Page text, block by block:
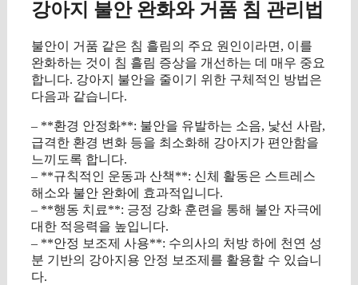
강아지 불안 완화와 거품 침 관리법
불안이 거품 같은 침 흘림의 주요 원인이라면, 이를
완화하는 것이 침 흘림 증상을 개선하는 데 매우 중요
합니다. 강아지 불안을 줄이기 위한 구체적인 방법은
다음과 같습니다.
– **환경 안정화**: 불안을 유발하는 소음, 낯선 사람,
급격한 환경 변화 등을 최소화해 강아지가 편안함을
느끼도록 합니다.
– **규칙적인 운동과 산책**: 신체 활동은 스트레스
해소와 불안 완화에 효과적입니다.
– **행동 치료**: 긍정 강화 훈련을 통해 불안 자극에
대한 적응력을 높입니다.
– **안정 보조제 사용**: 수의사의 처방 하에 천연 성
분 기반의 강아지용 안정 보조제를 활용할 수 있습니
다.